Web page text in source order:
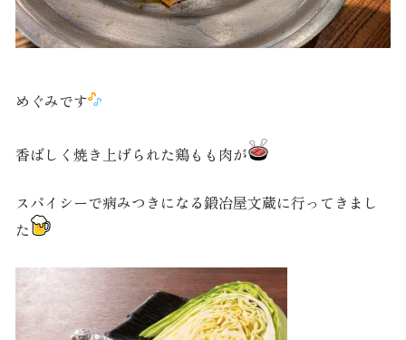
めぐみです
香ばしく焼き上げられた鶏もも肉が
スパイシーで病みつきになる鍛冶屋文蔵に行ってきまし
た